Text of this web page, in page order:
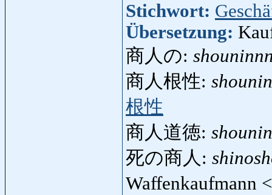
Stichwort:
Übersetzung:
商人の:
商人根性:
根性
商人道徳:
死の商人:
Waffenkaufmann